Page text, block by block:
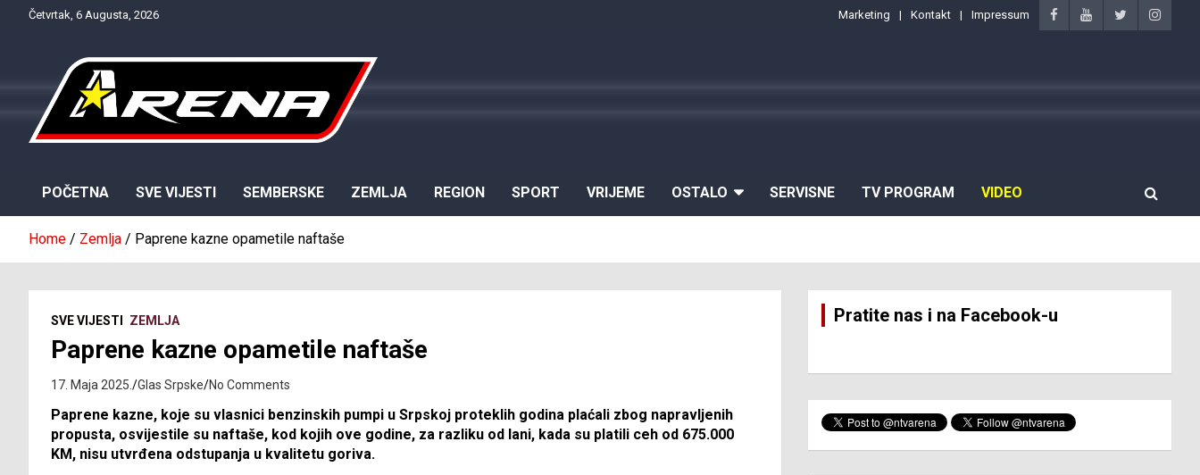
Četvrtak, 6 Augusta, 2026 Marketing Kontakt Impressum
POČETNA SVE VIJESTI SEMBERSKE ZEMLJA REGION SPORT VRIJEME OSTALO SERVISNE TV PROGRAM VIDEO
Home Zemlja Paprene kazne opametile naftaše
SVE VIJESTI ZEMLJA
Paprene kazne opametile naftaše
17. Maja 2025. Glas Srpske No Comments
Paprene kazne, koje su vlasnici benzinskih pumpi u Srpskoj proteklih godina plaćali zbog napravljenih
propusta, osvijestile su naftaše, kod kojih ove godine, za razliku od lani, kada su platili ceh od 675.000
KM, nisu utvrđena odstupanja u kvalitetu goriva.
Pratite nas i na Facebook-u